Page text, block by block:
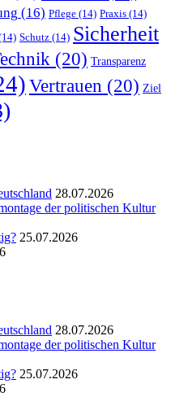
(16) Pflege (14) Praxis (14)
Schutz (14) Sicherheit
(20) Transparenz
Vertrauen (20) Ziel
28.07.2026
der politischen Kultur
25.07.2026
28.07.2026
der politischen Kultur
25.07.2026